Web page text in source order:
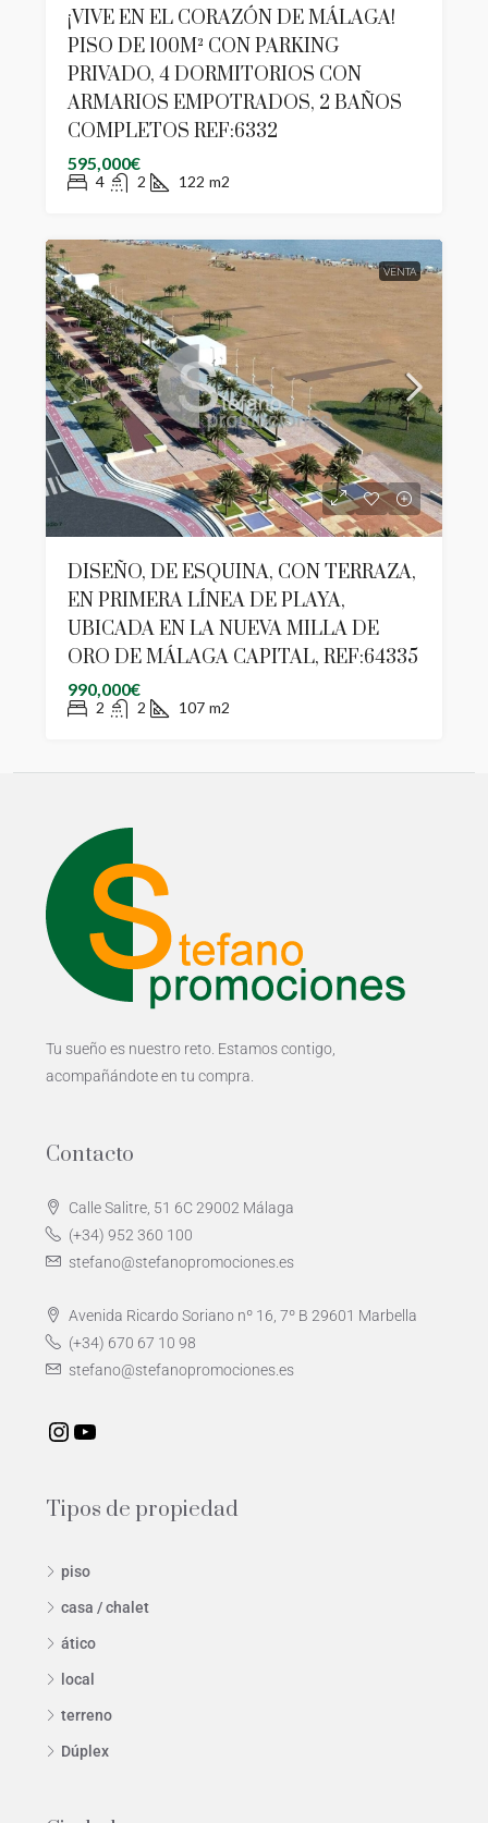
¡VIVE EN EL CORAZÓN DE MÁLAGA!
PISO DE 100M² CON PARKING
PRIVADO, 4 DORMITORIOS CON
ARMARIOS EMPOTRADOS, 2 BAÑOS
COMPLETOS REF:6332
595,000€
4 2 122 m2
VENTA
DISEÑO, DE ESQUINA, CON TERRAZA,
EN PRIMERA LÍNEA DE PLAYA,
UBICADA EN LA NUEVA MILLA DE
ORO DE MÁLAGA CAPITAL, REF:64335
990,000€
2 2 107 m2
Tu sueño es nuestro reto. Estamos contigo,
acompañándote en tu compra.
Contacto
Calle Salitre, 51 6C 29002 Málaga
(+34) 952 360 100
stefano@stefanopromociones.es
Avenida Ricardo Soriano nº 16, 7º B 29601 Marbella
(+34) 670 67 10 98
stefano@stefanopromociones.es
Tipos de propiedad
piso
casa / chalet
ático
local
terreno
Dúplex